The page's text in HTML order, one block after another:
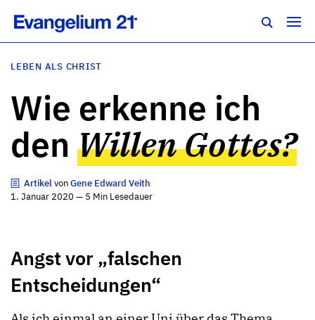
LEBEN ALS CHRIST
Wie erkenne ich
den Willen Gottes?
ArtikelvonGene Edward Veith
1. Januar 2020 — 5 Min Lesedauer
Angst vor „falschen
Entscheidungen“